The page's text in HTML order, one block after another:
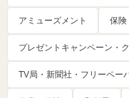
アミューズメント 保険
プレゼントキャンペーン・
TV局・新聞社・フリーペー